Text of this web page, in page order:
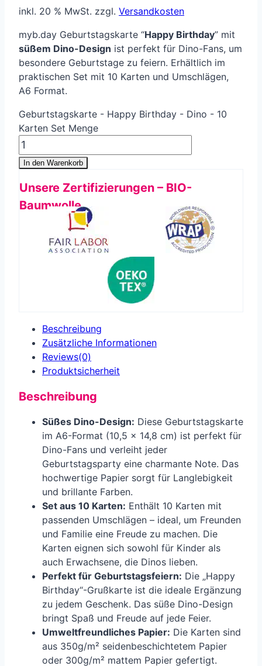
inkl. 20 % MwSt. zzgl. Versandkosten
myb.day Geburtstagskarte “Happy Birthday” mit
süßem Dino-Design ist perfekt für Dino-Fans, um
besondere Geburtstage zu feiern. Erhältlich im
praktischen Set mit 10 Karten und Umschlägen,
A6 Format.
Geburtstagskarte - Happy Birthday - Dino - 10
Karten Set Menge
In den Warenkorb
Unsere Zertifizierungen – BIO-
Baumwolle
Beschreibung
Zusätzliche Informationen
Reviews(0)
Produkt­sicherheit
Beschreibung
Süßes Dino-Design: Diese Geburtstagskarte
im A6-Format (10,5 x 14,8 cm) ist perfekt für
Dino-Fans und verleiht jeder
Geburtstagsparty eine charmante Note. Das
hochwertige Papier sorgt für Langlebigkeit
und brillante Farben.
Set aus 10 Karten: Enthält 10 Karten mit
passenden Umschlägen – ideal, um Freunden
und Familie eine Freude zu machen. Die
Karten eignen sich sowohl für Kinder als
auch Erwachsene, die Dinos lieben.
Perfekt für Geburtstagsfeiern: Die „Happy
Birthday“-Grußkarte ist die ideale Ergänzung
zu jedem Geschenk. Das süße Dino-Design
bringt Spaß und Freude auf jede Feier.
Umweltfreundliches Papier: Die Karten sind
aus 350g/m² seidenbeschichtetem Papier
oder 300g/m² mattem Papier gefertigt.